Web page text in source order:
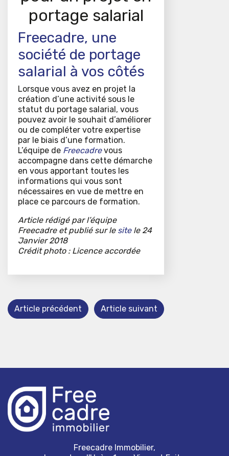
portage salarial
Freecadre, une
société de portage
salarial à vos côtés
Lorsque vous avez en projet la
création d’une activité sous le
statut du portage salarial, vous
pouvez avoir le souhait d’améliorer
ou de compléter votre expertise
par le biais d’une formation.
L’équipe de Freecadrevous
accompagne dans cette démarche
en vous apportant toutes les
informations qui vous sont
nécessaires en vue de mettre en
place ce parcours de formation.
Article rédigé par l’équipe
Freecadre et publié sur le sitele 24
Janvier 2018
Crédit photo : Licence accordée
Article précédent Article suivant
Freecadre Immobilier,